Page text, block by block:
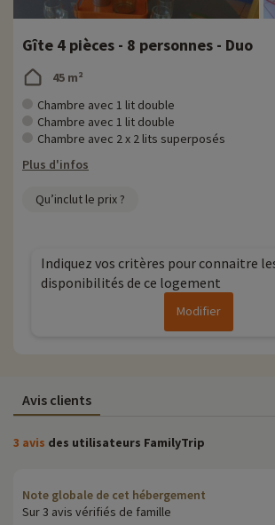
Gîte 4 pièces - 8 personnes - Duo
45 m²
Chambre avec 1 lit double
Chambre avec 1 lit double
Chambre avec 2 x 2 lits superposés
Plus d'infos
Qu’inclut le prix ?
Indiquez vos critères pour connaitre
disponibilités de ce logement
Modifier
Avis clients
3 avis des utilisateurs FamilyTrip
Note globale de cet hébergement
Sur 3 avis vérifiés de famille